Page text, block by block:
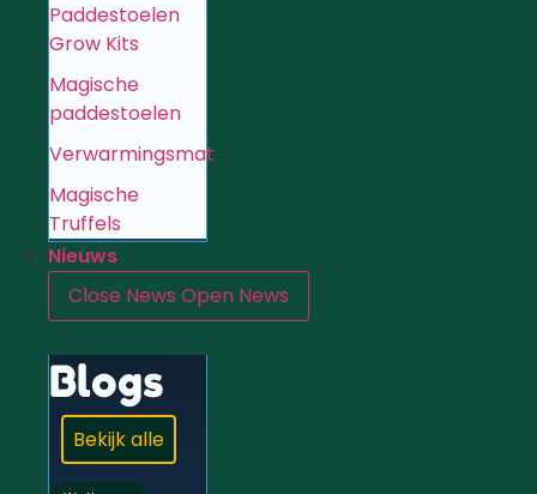
Paddestoelen
Grow Kits
Magische
paddestoelen
Verwarmingsmat
Magische
Truffels
Nieuws
Close News Open News
Blogs
Bekijk alle